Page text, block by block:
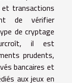
et transactions
de vérifier
de cryptage
il est
prudents,
bancaires et
aux jeux en